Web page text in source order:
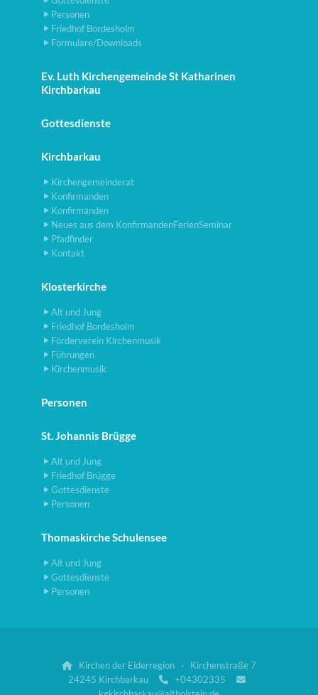
Personen
Friedhof Bordesholm
Formulare/Downloads
Ev. Luth Kirchengemeinde St Katharinen
Kirchbarkau
Gottesdienste
Kirchbarkau
Kirchengemeinderat
Konfirmanden
Konfirmanden
Neues aus dem KonfirmandenFerienSeminar
Pfadfinder
Kontakt
Klosterkirche
Alt und Jung
Friedhof Bordesholm
Förderverein Kirchenmusik
Führungen
Kirchenmusik
Personen
St. Johannis Brügge
Alt und Jung
Friedhof Brügge
Gottesdienste
Personen
Thomaskirche Schulensee
Alt und Jung
Gottesdienste
Personen

Kirchen der Eiderregion · Kirchenstraße 7
24245 Kirchbarkau
 +04302335 